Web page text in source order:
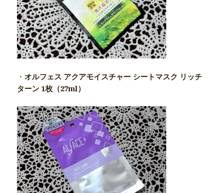
・オルフェス アクアモイスチャー シートマスク リッチ
ターン 1枚（27ml）